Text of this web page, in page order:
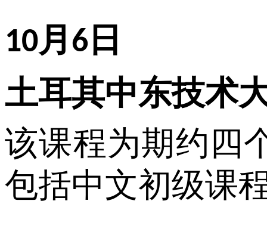
10月 6 日
土耳其中东技术
该课程为期约四
包括中文初级课